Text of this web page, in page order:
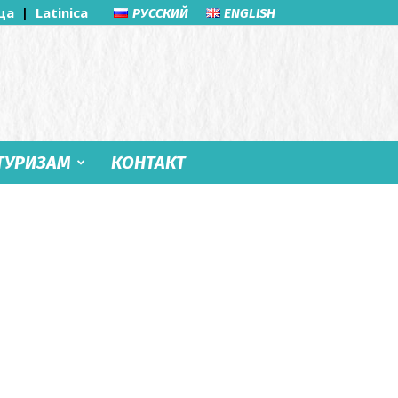
| Latinica РУССКИЙ ENGLISH
КОНТАКТ